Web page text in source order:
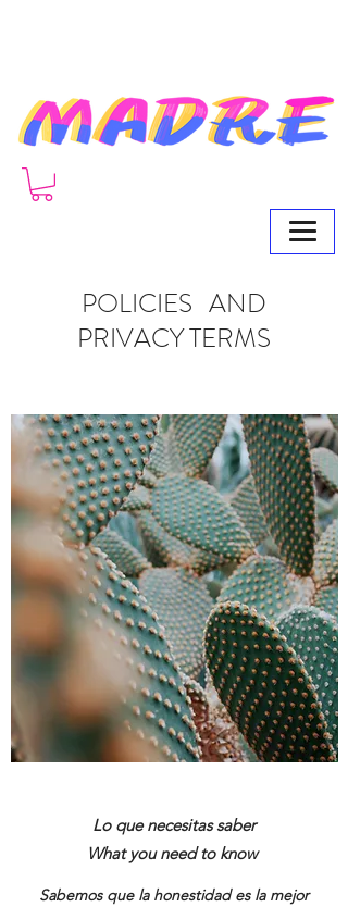
POLICIES AND
PRIVACY TERMS
Lo que necesitas saber
What you need to know
Sabemos que la honestidad es la mejor